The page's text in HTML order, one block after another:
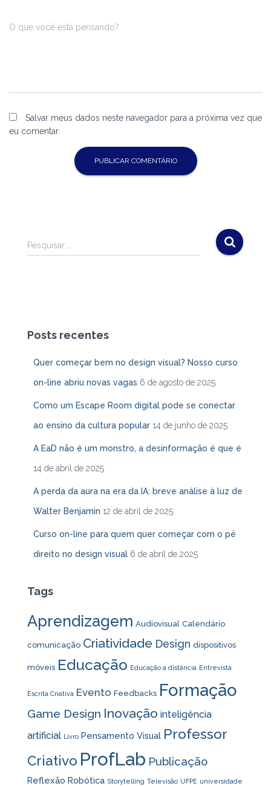
O que você está pensando?
Salvar meus dados neste navegador para a próxima vez que
eu comentar.
Pesquisar …
Posts recentes
Quer começar bem no design visual? Nosso curso
on-line abriu novas vagas 6 de agosto de 2025
Como um Escape Room digital pode se conectar
ao ensino da cultura popular 14 de junho de 2025
A EaD não é um monstro, a desinformação é que é
14 de abril de 2025
A perda da aura na era da IA: breve análise à luz de
Walter Benjamin 12 de abril de 2025
Curso on-line para quem quer começar com o pé
direito no design visual 6 de abril de 2025
Tags
Aprendizagem Audiovisual Calendário
comunicação Criatividade Design dispositivos
móveis Educação Educação a distância Entrevista
Escrita Criativa Evento Feedbacks Formação
Game Design Inovação inteligência
artificial Livro Pensamento Visual Professor
Criativo ProfLab Publicação
Reflexão Robótica Storytelling Televisão UFPE universidade